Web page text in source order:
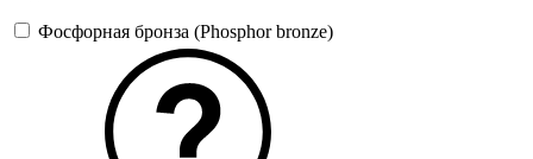
Фосфорная бронза (Phosphor bronze)